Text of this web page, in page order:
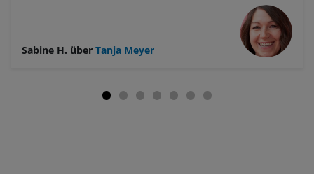
durchdachtes Konzept, holt jeden ab – Anfänger
wie Fortgeschrittene. Für jeden war etwas dabei,
sie hat allen geholfen, und jeder ist
gelungen, ich habe viel gelernt und hatte Freude
Sabine H. über Tanja Meyer